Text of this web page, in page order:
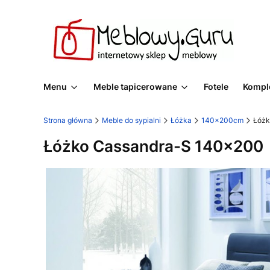
Menu Meble tapicerowane Fotele
Strona główna Meble do sypialni Łóżka 140x200cm
Łóżko Cassandra-S 140x200